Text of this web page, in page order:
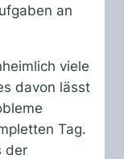
an
viele
davon lässt
Tag.
der